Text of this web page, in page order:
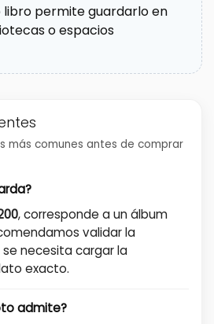
libro permite guardarlo en
o espacios
más comunes antes de comprar
, corresponde a un álbum
validar la
necesita cargar la
exacto.
admite?